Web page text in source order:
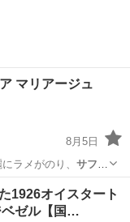
マリアージュ
8月5日
ラメがのり、 サファ
1926オイスタート
ベゼル【国…